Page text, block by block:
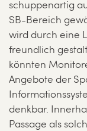
schuppenartig
SB-Bereich
wird durch eine
freundlich
könnten
Angebote der
denkbar.
Passage als